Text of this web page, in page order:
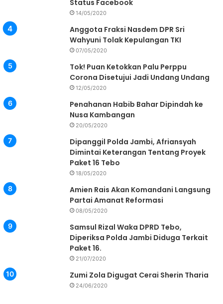
Status Facebook
14/05/2020
Anggota Fraksi Nasdem DPR Sri
Wahyuni Tolak Kepulangan TKI
07/05/2020
Tok! Puan Ketokkan Palu Perppu
Corona Disetujui Jadi Undang Undang
12/05/2020
Penahanan Habib Bahar Dipindah ke
Nusa Kambangan
20/05/2020
Dipanggil Polda Jambi, Afriansyah
Dimintai Keterangan Tentang Proyek
Paket 16 Tebo
18/05/2020
Amien Rais Akan Komandani Langsung
Partai Amanat Reformasi
08/05/2020
Samsul Rizal Waka DPRD Tebo,
Diperiksa Polda Jambi Diduga Terkait
Paket 16.
21/07/2020
Zumi Zola Digugat Cerai Sherin Tharia
24/06/2020